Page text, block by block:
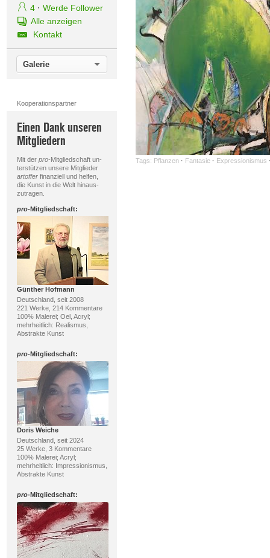
4 · Werde Follower
Alle anzeigen
Kontakt
Galerie
Kooperationspartner
Einen Dank unseren
Mitgliedern
Mit der pro-Mitgliedschaft un-
terstützen unsere Mitglieder
artofferfinanziell und helfen,
die Kunst in die Welt hinaus-
zutragen.
pro-Mitgliedschaft:
Günther Hofmann
Deutschland, seit 2008
221 Werke, 214 Kommentare
100% Malerei; Oel, Acryl;
mehrheitlich: Realismus,
Abstrakte Kunst
pro-Mitgliedschaft:
Doris Weiche
Deutschland, seit 2024
25 Werke, 3 Kommentare
100% Malerei; Acryl;
mehrheitlich: Impressionismus,
Abstrakte Kunst
pro-Mitgliedschaft:
Tags: Pflanzen · Fantasie · Expressionismus